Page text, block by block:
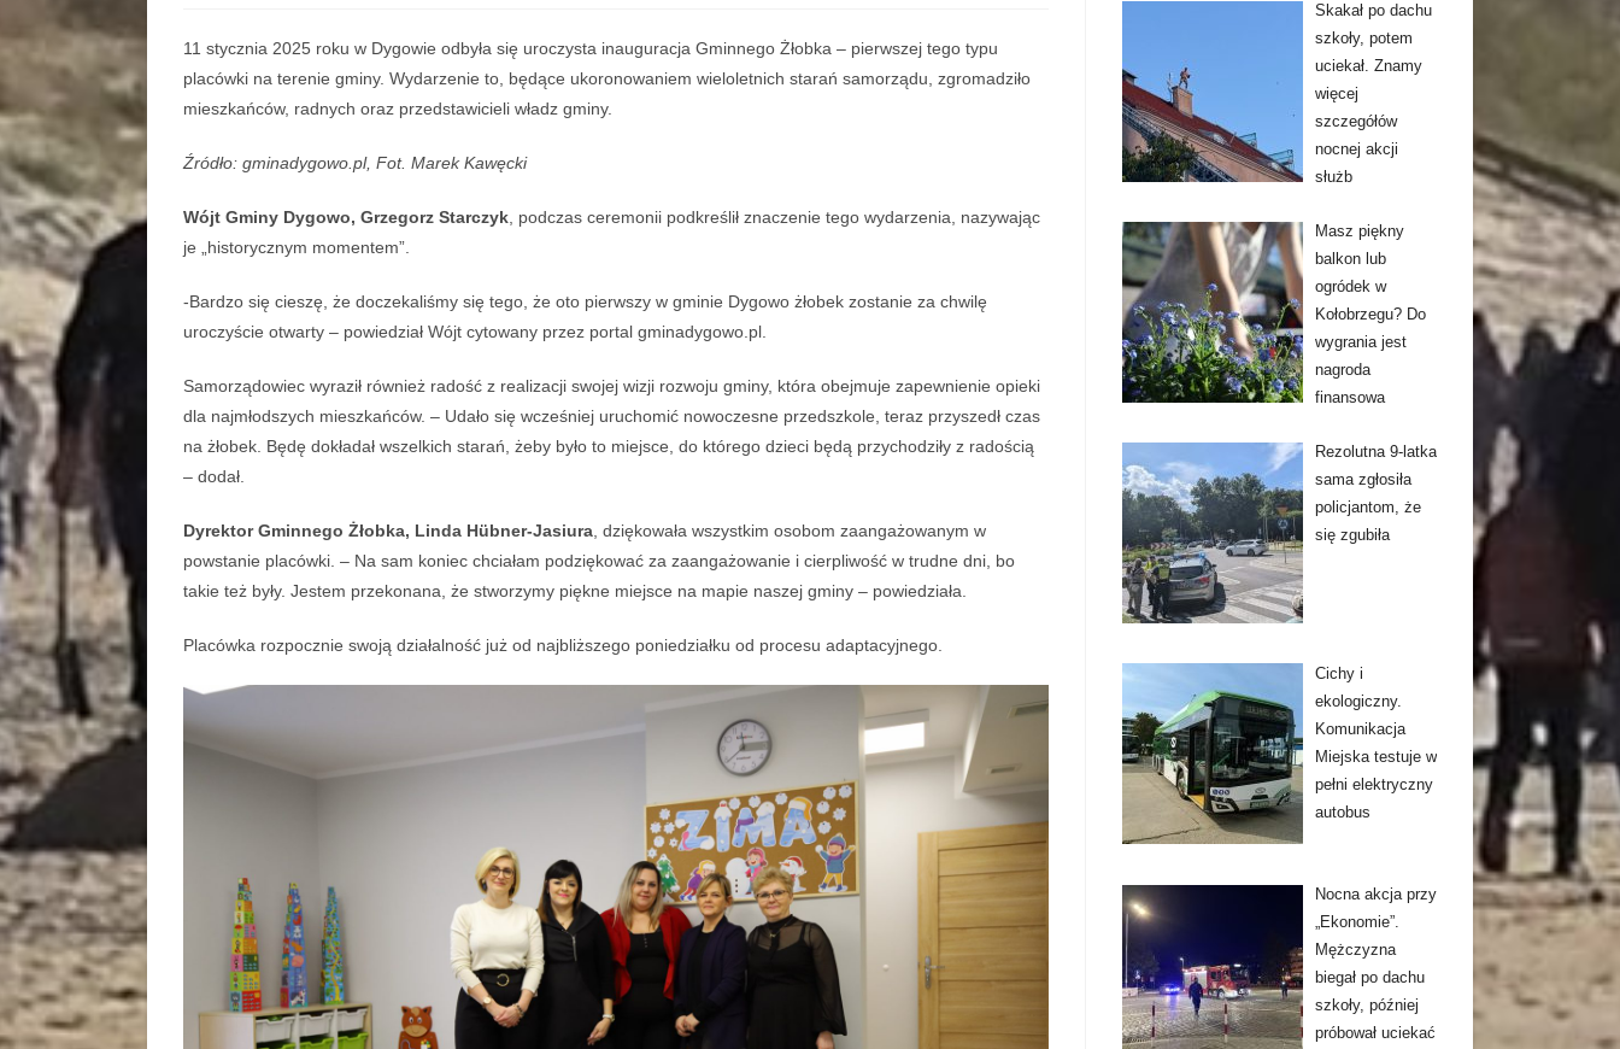
11 stycznia 2025 roku w Dygowie odbyła się uroczysta inauguracja Gminnego Żłobka – pierwszej tego typu
placówki na terenie gminy. Wydarzenie to, będące ukoronowaniem wieloletnich starań samorządu, zgromadziło
mieszkańców, radnych oraz przedstawicieli władz gminy.
Źródło: gminadygowo.pl, Fot. Marek Kawęcki
Wójt Gminy Dygowo, Grzegorz Starczyk, podczas ceremonii podkreślił znaczenie tego wydarzenia, nazywając
je „historycznym momentem”.
-Bardzo się cieszę, że doczekaliśmy się tego, że oto pierwszy w gminie Dygowo żłobek zostanie za chwilę
uroczyście otwarty – powiedział Wójt cytowany przez portal gminadygowo.pl.
Samorządowiec wyraził również radość z realizacji swojej wizji rozwoju gminy, która obejmuje zapewnienie opieki
dla najmłodszych mieszkańców. – Udało się wcześniej uruchomić nowoczesne przedszkole, teraz przyszedł czas
na żłobek. Będę dokładał wszelkich starań, żeby było to miejsce, do którego dzieci będą przychodziły z radością
– dodał.
Dyrektor Gminnego Żłobka, Linda Hübner-Jasiura, dziękowała wszystkim osobom zaangażowanym w
powstanie placówki. – Na sam koniec chciałam podziękować za zaangażowanie i cierpliwość w trudne dni, bo
takie też były. Jestem przekonana, że stworzymy piękne miejsce na mapie naszej gminy – powiedziała.
Placówka rozpocznie swoją działalność już od najbliższego poniedziałku od procesu adaptacyjnego.
Skakał po dachu
szkoły, potem
uciekał. Znamy
więcej
szczegółów
nocnej akcji
służb
Masz piękny
balkon lub
ogródek w
Kołobrzegu? Do
wygrania jest
nagroda
finansowa
Rezolutna 9-latka
sama zgłosiła
policjantom, że
się zgubiła
Cichy i
ekologiczny.
Komunikacja
Miejska testuje w
pełni elektryczny
autobus
Nocna akcja przy
„Ekonomie”.
Mężczyzna
biegał po dachu
szkoły, później
próbował uciekać